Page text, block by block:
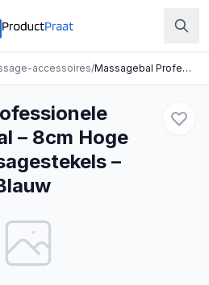
accessoires/ Massagebal Professionele Triggerpoint Bal – 8cm Hoge Dichtheid Massagestekels – Lacrossebal – Blauw
– 8cm Hoge
–